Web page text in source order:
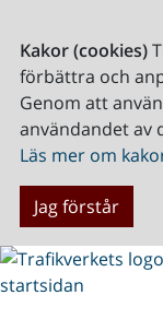
Kakor (cookies)
förbättra och
Genom att
användandet av
Läs mer om
Jag förstår